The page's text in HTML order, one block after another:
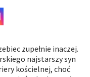
zupełnie inaczej.
najstarszy syn
kościelnej, choć